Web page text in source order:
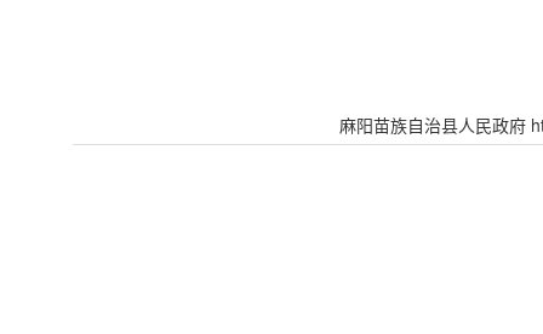
麻阳苗族自治县人民政府